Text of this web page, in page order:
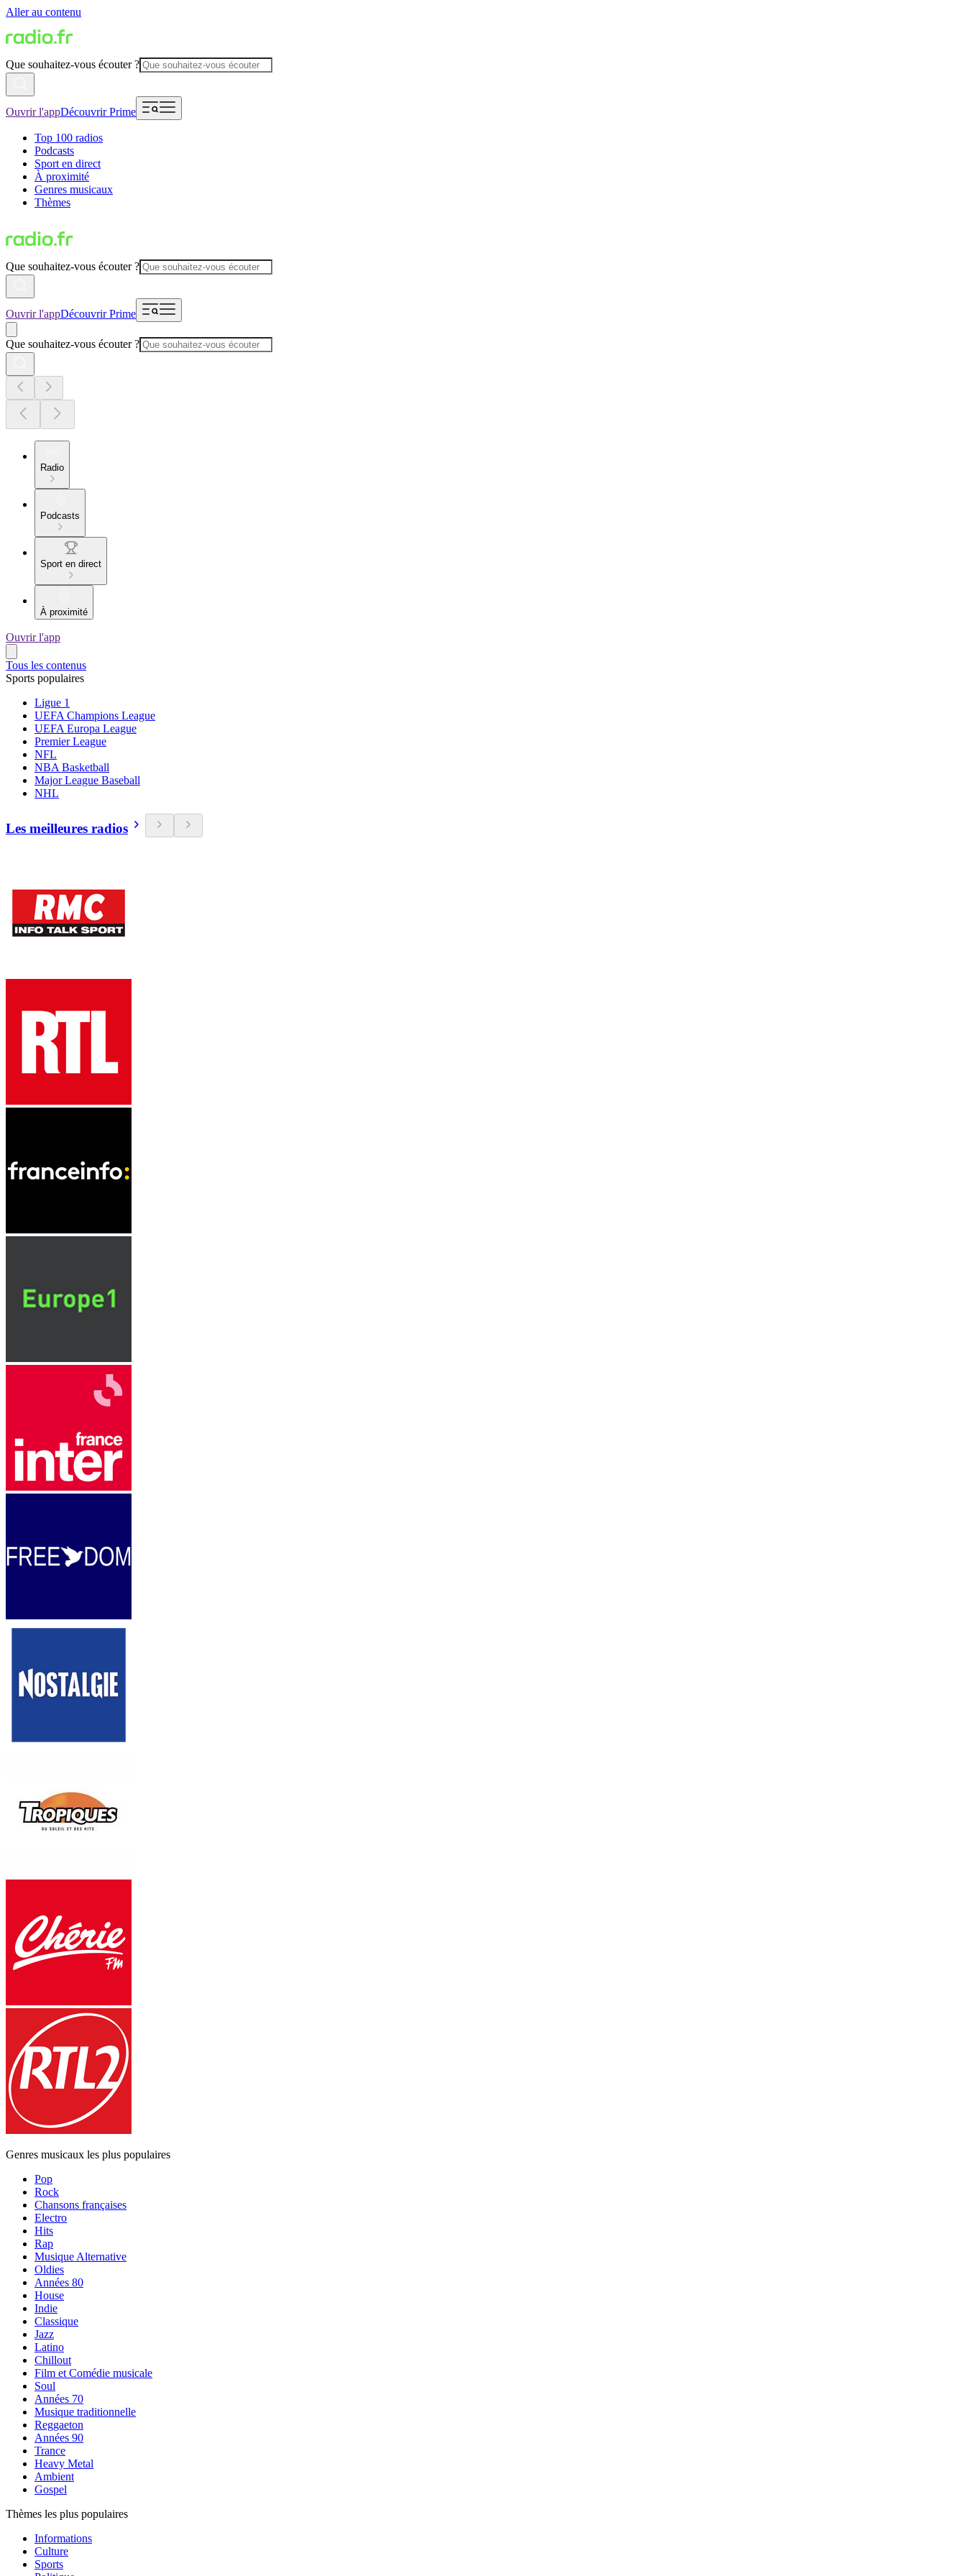
Aller au contenu
Que souhaitez-vous écouter ?
Ouvrir l'appDécouvrir Prime
Top 100 radios
Podcasts
Sport en direct
À proximité
Genres musicaux
Thèmes
Que souhaitez-vous écouter ?
Ouvrir l'appDécouvrir Prime
Que souhaitez-vous écouter ?
Radio
Podcasts
Sport en direct
À proximité
Ouvrir l'app
Tous les contenus
Sports populaires
Ligue 1
UEFA Champions League
UEFA Europa League
Premier League
NFL
NBA Basketball
Major League Baseball
NHL
Les meilleures radios
Genres musicaux les plus populaires
Pop
Rock
Chansons françaises
Electro
Hits
Rap
Musique Alternative
Oldies
Années 80
House
Indie
Classique
Jazz
Latino
Chillout
Film et Comédie musicale
Soul
Années 70
Musique traditionnelle
Reggaeton
Années 90
Trance
Heavy Metal
Ambient
Gospel
Thèmes les plus populaires
Informations
Culture
Sports